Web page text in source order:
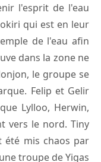
l'esprit de l'eau
qui est en leur
de l'eau afin
dans la zone ne
le groupe se
Felip et Gelir
Lylloo, Herwin,
vers le nord. Tiny
été mis chaos par
troupe de Yigas